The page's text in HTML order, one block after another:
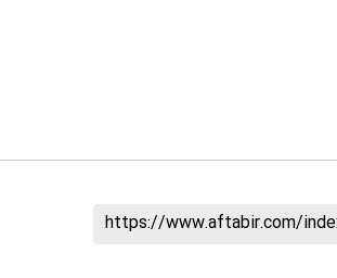
https://www.aftabir.com/